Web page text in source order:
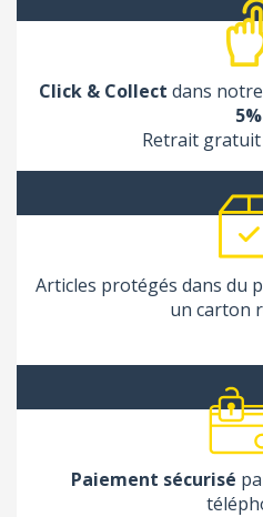
Click & Collect dans
5%
Retrait
Articles protégés dans du
un carton
Paiement sécurisé